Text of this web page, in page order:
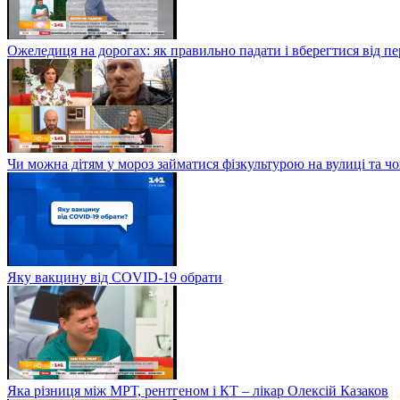
Ожеледиця на дорогах: як правильно падати і вберегтися від
Чи можна дітям у мороз займатися фізкультурою на вулиці та
Яку вакцину від COVID-19 обрати
Яка різниця між МРТ, рентгеном і КТ – лікар Олексій Казаков